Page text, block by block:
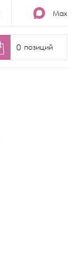
Max
0 позиций